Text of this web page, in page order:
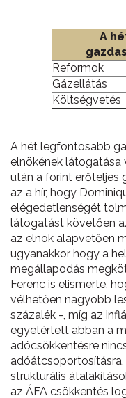
A
Reformok
Gázellátás
Költségvetés
A hét legfontosabb
elnökének látogatása
után a forint erőteljes
az a hír, hogy
elégedetlenségét
látogatást követően
az elnök alapvetően
ugyanakkor hogy a
megállapodás
Ferenc is elismerte,
vélhetően nagyobb
százalék -, míg az
egyetértett abban a
adócsökkentésre
strukturális
az ÁFA csökkentés